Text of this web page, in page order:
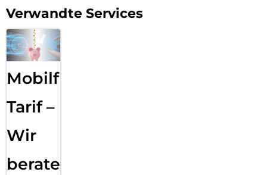
allen anderen Markenanbietern üblich, „von der Stange“ in
Asien zugekauft. Unsere Gläser sind mit 10H Härtegrad
zudem die härtesten und besten im Markt, was uns
regelmäßig durch Bestnoten und Testsiege von der
Internationalen Fachpresse attestiert wird.
Darüber hinaus ist uns Klimaschutz ein echtes Anliegen:
for-the-Planet“, die durch Aufforstungsaktionen weltweit
schädliches CO2 bindet. Unsere Verpackungen sind darüber
überflüssige Kunststoffe und Verbundmaterialien in unseren
Verwandte Services
Mobilfunk
Tarif –
Wir
beraten